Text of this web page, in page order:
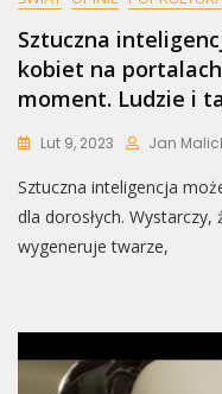
Sztuczna
kobiet na
moment. Ludzie i
Lut 9, 2023 Jan
Sztuczna inteligencja
dla dorosłych.
wygeneruje twarze,